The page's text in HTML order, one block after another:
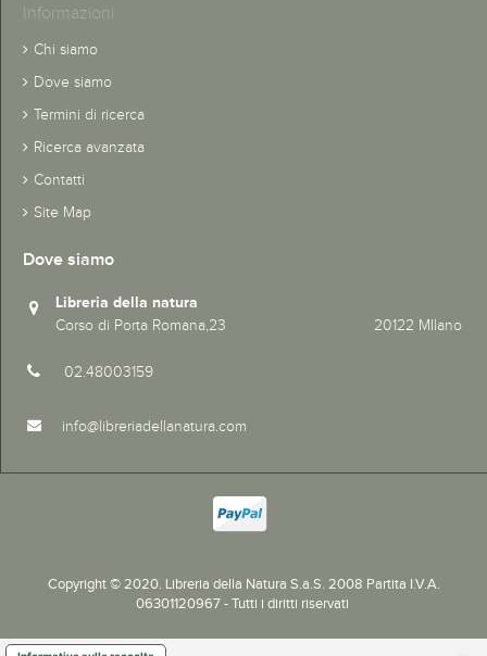
Informazioni
Chi siamo
Dove siamo
Termini di ricerca
Ricerca avanzata
Contatti
Site Map
Dove siamo
Libreria della natura
Corso di Porta Romana,23 20122 MIlano
02.48003159
info@libreriadellanatura.com
Copyright © 2020. Libreria della Natura S.a.S. 2008 Partita I.V.A.
06301120967 - Tutti i diritti riservati